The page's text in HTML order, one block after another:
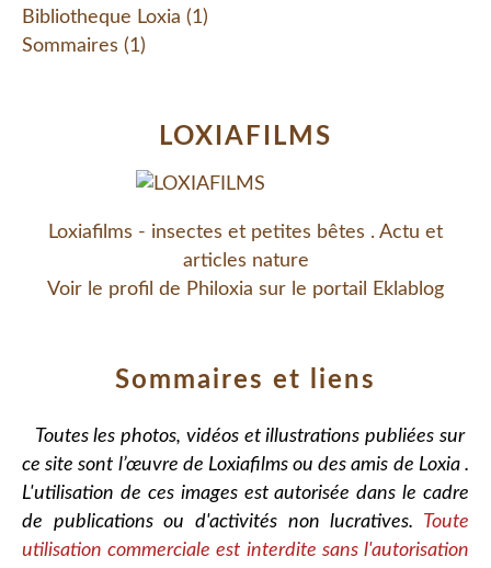
Bibliotheque Loxia (1)
Sommaires (1)
LOXIAFILMS
Loxiafilms - insectes et petites bêtes . Actu et
articles nature
Voir le profil de Philoxia sur le portail Eklablog
Sommaires et liens
Toutes les photos, vidéos et illustrations publiées sur
ce site sont l’œuvre de Loxiafilms ou des amis de Loxia .
L'utilisation de ces images est autorisée dans le cadre
de publications ou d'activités non lucratives. Toute
utilisation commerciale est interdite sans l'autorisation